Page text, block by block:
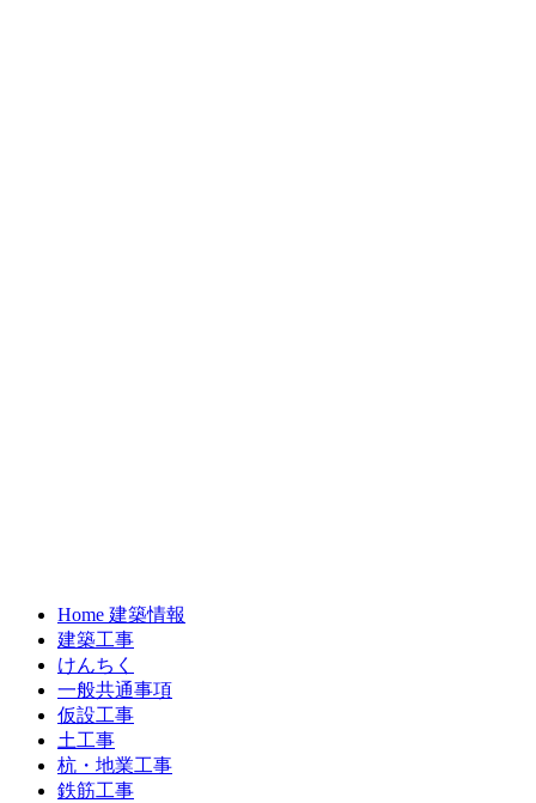
Home 建築情報
建築工事
けんちく
一般共通事項
仮設工事
土工事
杭・地業工事
鉄筋工事